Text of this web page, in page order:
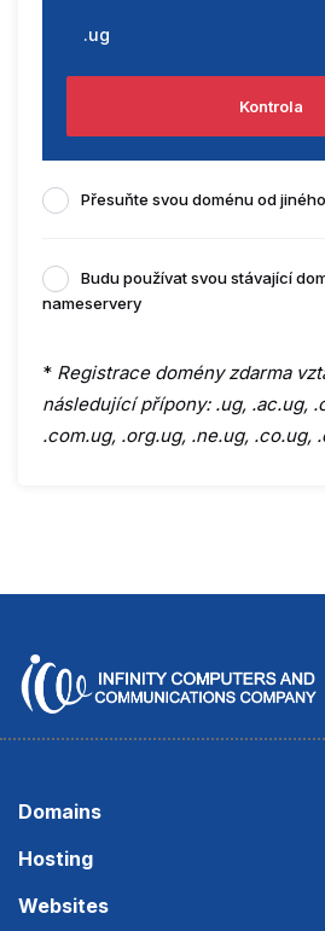
Kontrola
Přesuňte svou doménu od
Budu používat svou stávající
nameservery
* Registrace domény zdarma
následující přípony: .ug, .ac.ug,
.com.ug, .org.ug, .ne.ug, .co.ug,
Domains
Hosting
Websites